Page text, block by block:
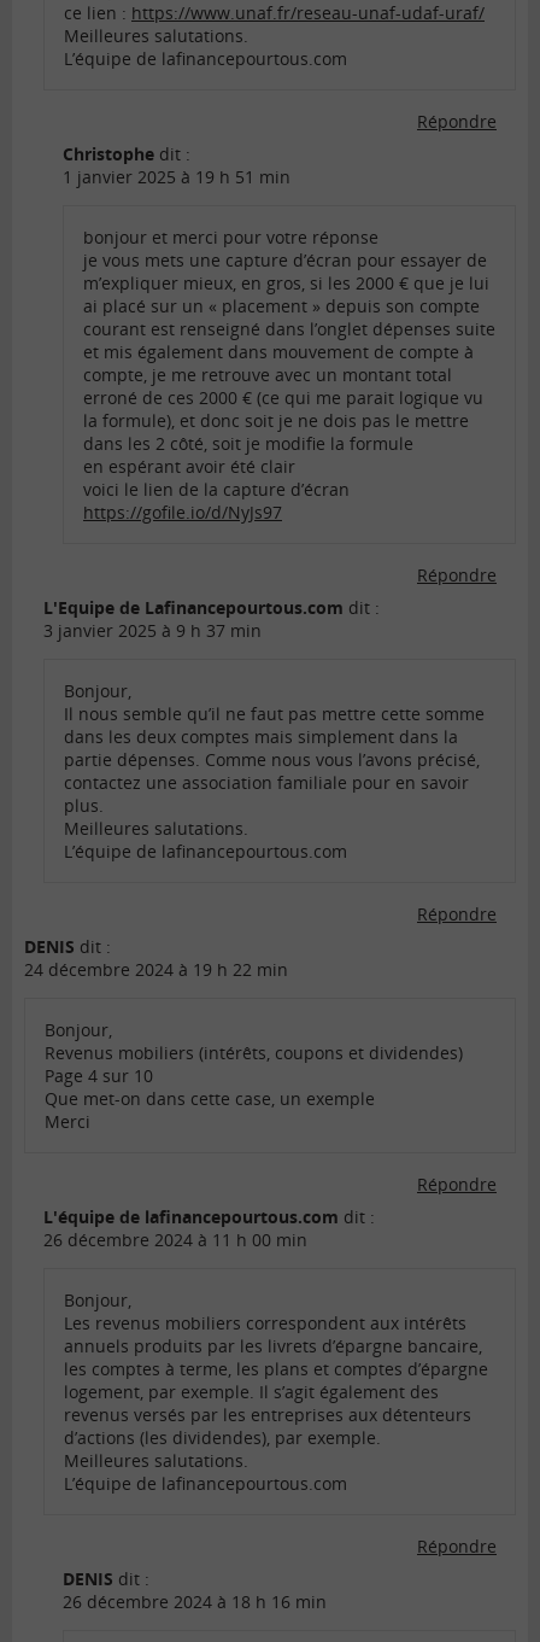
ce lien : https://www.unaf.fr/reseau-unaf-udaf-uraf/
Meilleures salutations.
L’équipe de lafinancepourtous.com
Répondre
Christophe dit :
1 janvier 2025 à 19 h 51 min
bonjour et merci pour votre réponse
je vous mets une capture d’écran pour essayer de
m’expliquer mieux, en gros, si les 2000 € que je lui
ai placé sur un « placement » depuis son compte
courant est renseigné dans l’onglet dépenses suite
et mis également dans mouvement de compte à
compte, je me retrouve avec un montant total
erroné de ces 2000 € (ce qui me parait logique vu
la formule), et donc soit je ne dois pas le mettre
dans les 2 côté, soit je modifie la formule
en espérant avoir été clair
voici le lien de la capture d’écran
https://gofile.io/d/NyJs97
Répondre
L'Equipe de Lafinancepourtous.com dit :
3 janvier 2025 à 9 h 37 min
Bonjour,
Il nous semble qu’il ne faut pas mettre cette somme
dans les deux comptes mais simplement dans la
partie dépenses. Comme nous vous l’avons précisé,
contactez une association familiale pour en savoir
plus.
Meilleures salutations.
L’équipe de lafinancepourtous.com
Répondre
DENIS dit :
24 décembre 2024 à 19 h 22 min
Bonjour,
Revenus mobiliers (intérêts, coupons et dividendes)
Page 4 sur 10
Que met-on dans cette case, un exemple
Merci
Répondre
L'équipe de lafinancepourtous.com dit :
26 décembre 2024 à 11 h 00 min
Bonjour,
Les revenus mobiliers correspondent aux intérêts
annuels produits par les livrets d’épargne bancaire,
les comptes à terme, les plans et comptes d’épargne
logement, par exemple. Il s’agit également des
revenus versés par les entreprises aux détenteurs
d’actions (les dividendes), par exemple.
Meilleures salutations.
L’équipe de lafinancepourtous.com
Répondre
DENIS dit :
26 décembre 2024 à 18 h 16 min